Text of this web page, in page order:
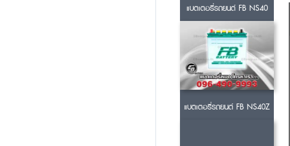
แบตเตอรี่รถยนต์ FB NS40
แบตเตอรี่รถยนต์ FB NS40Z